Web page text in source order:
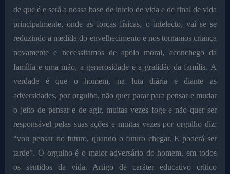
de que é e será a nossa base de inicio de vida e de final de vida
principalmente, onde as forças físicas, o intelecto, vai se se
reduzindo a medida do envelhecimento e nos tornamos criança
novamente e necessitamos de apoio moral, aconchego da
família e uma mão, a generosidade e a gratidão da família. A
verdade é que o homem, na luta diária e diante as
adversidades, por orgulho, não quer parar para pensar e mudar
o jeito de pensar e de agir, muitas vezes foge e não quer ser
responsável pelas suas ações e muitas vezes por orgulho diz:
“vou pensar no futuro, quando o futuro chegar. E poderá ser
tarde”. O orgulho é o maior adversário do homem, em todos
os sentidos da vida. Artigo de caráter educativo crítico